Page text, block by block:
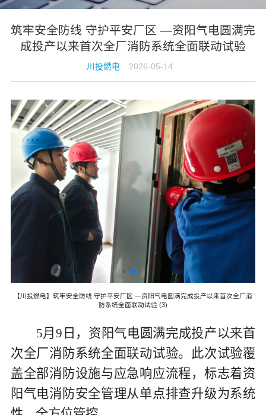
筑牢安全防线 守护平安厂区 —资阳气电圆满完
成投产以来首次全厂消防系统全面联动试验
川投燃电 2026-05-14
【川投燃电】筑牢安全防线 守护平安厂区 —资阳气电圆满完成投产以来首次全厂消
防系统全面联动试验 (3)
5月9日，资阳气电圆满完成投产以来首
次全厂消防系统全面联动试验。此次试验覆
盖全部消防设施与应急响应流程，标志着资
阳气电消防安全管理从单点排查升级为系统